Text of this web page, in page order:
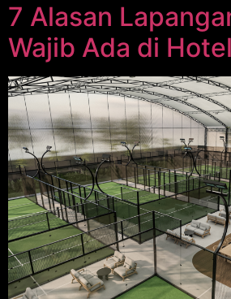
7 Alasan
Wajib Ada di